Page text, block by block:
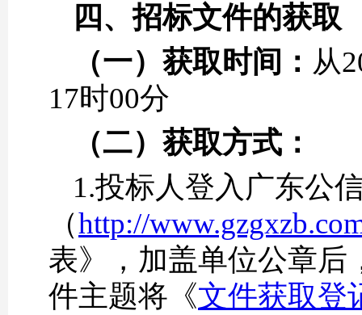
四、招标文件的获取
（一） 获取时间： 从
17时00分
（二） 获取方式：
1.投标人登入广东公
（http://
表》，加盖单位公章后
件主题将《文件获取登